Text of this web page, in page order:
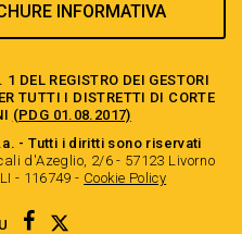
INFORMATIVA
DEL REGISTRO DEI GESTORI
TUTTI I DISTRETTI DI CORTE
(PDG 01.08.2017)
- Tutti i diritti sono riservati
d'Azeglio, 2/6 - 57123 Livorno
- 116749 - Cookie Policy
FACEBOOK